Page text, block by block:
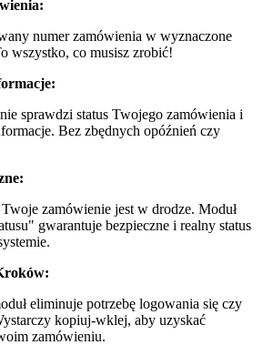
numer zamówienia w wyznaczone
wszystko, co musisz zrobić!
sprawdzi status Twojego zamówienia i
Bez zbędnych opóźnień czy
zamówienie jest w drodze. Moduł
gwarantuje bezpieczne i realny status
eliminuje potrzebę logowania się czy
kopiuj-wklej, aby uzyskać
zamówieniu.